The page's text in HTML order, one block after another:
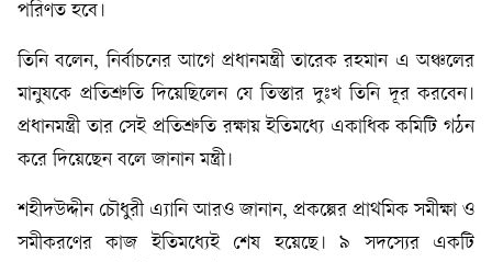
পরিণত হবে।
তিনি বলেন, নির্বাচনের আগে প্রধানমন্ত্রী তারেক রহমান এ অঞ্চলের
মানুষকে প্রতিশ্রুতি দিয়েছিলেন যে তিস্তার দুঃখ তিনি দূর করবেন।
প্রধানমন্ত্রী তার সেই প্রতিশ্রুতি রক্ষায় ইতিমধ্যে একাধিক কমিটি গঠন
করে দিয়েছেন বলে জানান মন্ত্রী।
শহীদউদ্দীন চৌধুরী এ্যানি আরও জানান, প্রকল্পের প্রাথমিক সমীক্ষা ও
সমীকরণের কাজ ইতিমধ্যেই শেষ হয়েছে। ৯ সদস্যের একটি